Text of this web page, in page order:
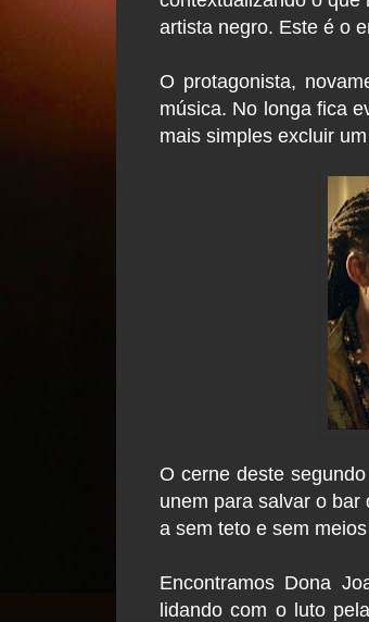
artista negro. Este é o
O protagonista,
música. No longa fica
mais simples excluir
O cerne deste
unem para salvar o
a sem teto e sem
Encontramos Dona
lidando com o luto